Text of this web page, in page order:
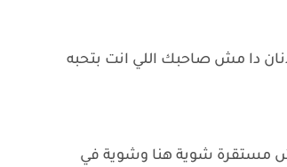
دا مش صاحبك اللي انت بتحبه
مستقرة شوية هنا وشوية في